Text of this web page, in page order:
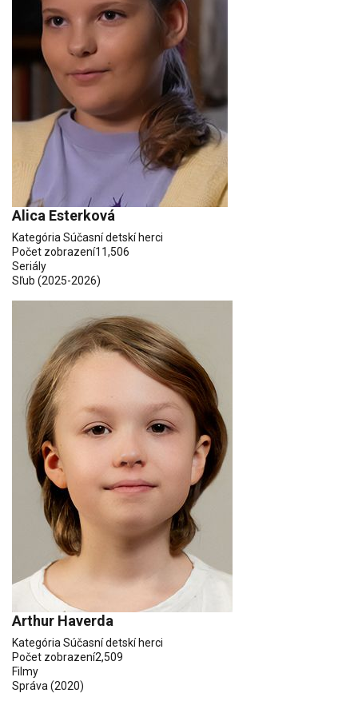
Alica Esterková
Kategória Súčasní detskí herci
Počet zobrazení11,506
Seriály
Sľub (2025-2026)
Arthur Haverda
Kategória Súčasní detskí herci
Počet zobrazení2,509
Filmy
Správa (2020)